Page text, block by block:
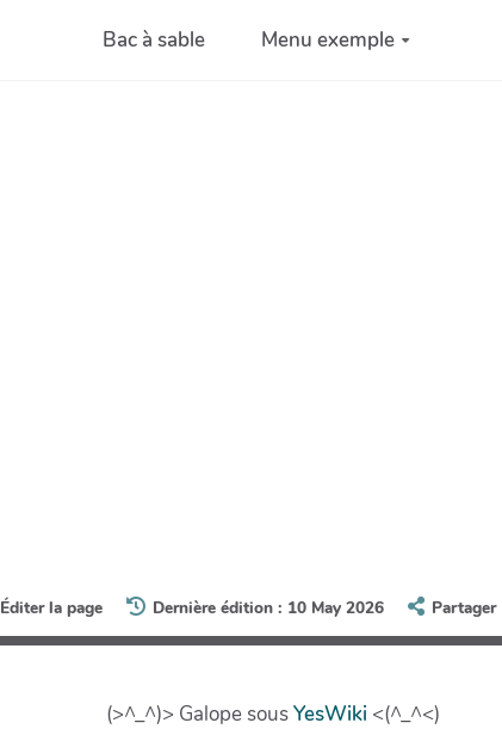
Bac à sable Menu exemple
Éditer la page Dernière édition : 10 May 2026 Partager
(>^_^)> Galope sousYesWiki <(^_^<)